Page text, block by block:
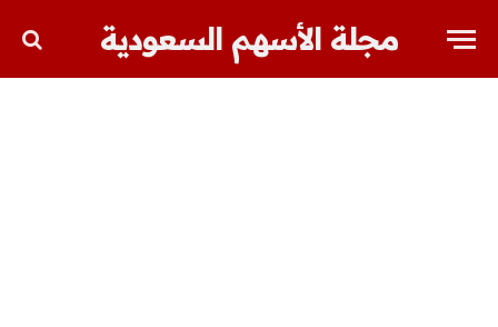
مجلة الأسهم السعودية